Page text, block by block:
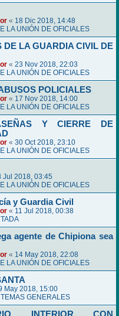
« 18 Dic 2018, 14:48
LA UNIÓN DE OFICIALES
DE LA GUARDIA CIVIL DE
« 23 Nov 2018, 22:03
LA UNIÓN DE OFICIALES
POLICIALES
« 17 Nov 2018, 14:00
LA UNIÓN DE OFICIALES
Y CIERRE DE
« 30 Oct 2018, 23:10
LA UNIÓN DE OFICIALES
Jul 2018, 03:45
LA UNIÓN DE OFICIALES
y Guardia Civil
« 11 Jul 2018, 00:38
agente de Chipiona sea
« 14 May 2018, 22:08
LA UNIÓN DE OFICIALES
May 2018, 15:00
GENERALES